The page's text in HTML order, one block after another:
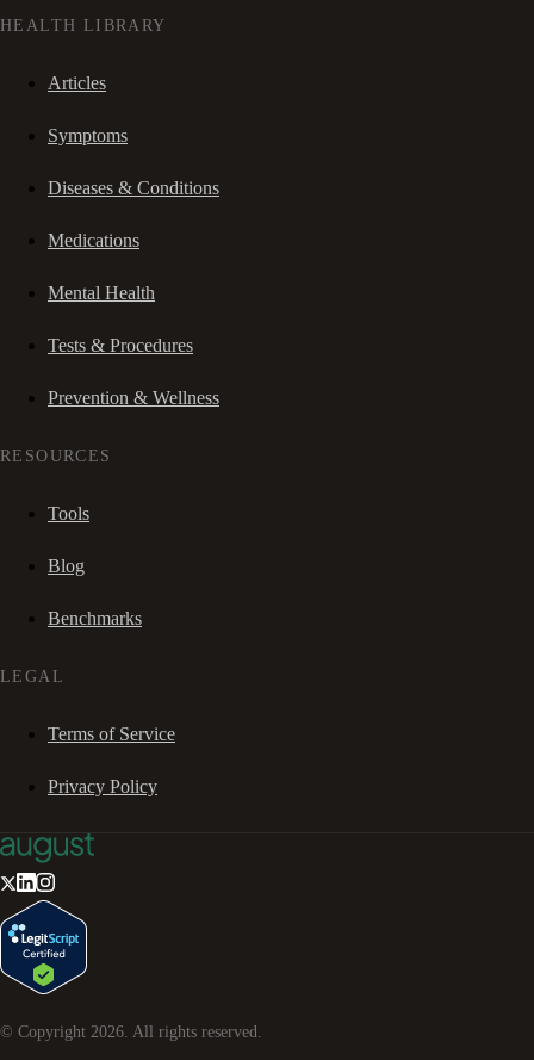
HEALTH LIBRARY
Articles
Symptoms
Diseases & Conditions
Medications
Mental Health
Tests & Procedures
Prevention & Wellness
RESOURCES
Tools
Blog
Benchmarks
LEGAL
Terms of Service
Privacy Policy
© Copyright 2026 . All rights reserved.